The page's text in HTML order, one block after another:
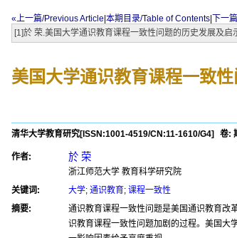
«上一篇/Previous Article 本期目录/Table of Contents
下一
[1]於 荣.美国大学通识教育课程一致性问题的历史发展及
美国大学通识教育课程一致
清华大学教育研究[ISSN:1001-4519/CN:11-1610/G4] 卷:
作者: 於 荣
浙江师范大学 教育科学研究院
关键词:
大学; 通识教育; 课程一致性
摘要:
通识教育课程一致性问题是美国通识教育改
识教育课程一致性问题加剧的过程。美国大